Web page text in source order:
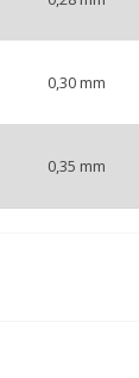
0,30 mm
0,35 mm